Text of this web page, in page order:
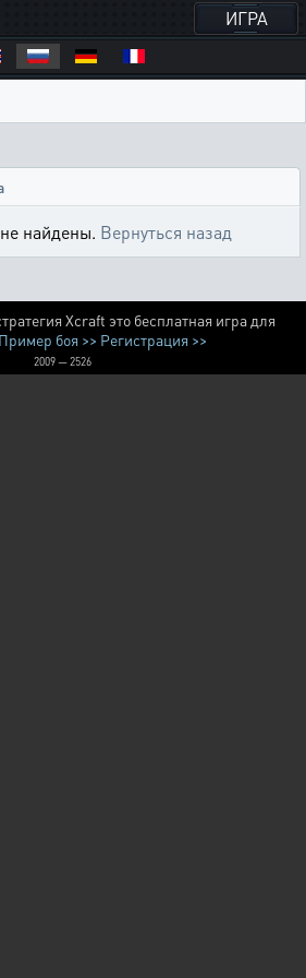
ИГРА
найдены. Вернуться назад
Xcraft это бесплатная игра для
Пример боя >> Регистрация >>
2009 — 2526